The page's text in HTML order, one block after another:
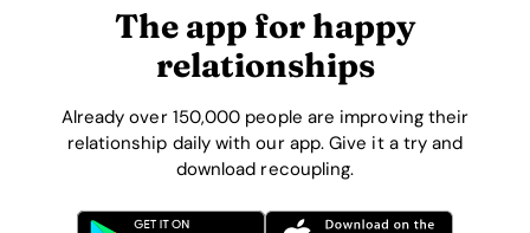
The app for happy
relationships
Already over 150,000 people are improving their
relationship daily with our app. Give it a try and
download recoupling.